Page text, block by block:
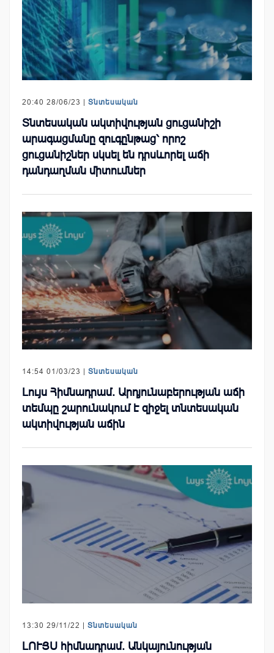
20:40 28/06/23 | Տնտեսական
Տնտեսական ակտիվության ցուցանիշի
արագացմանը զուգընթաց՝ որոշ
ցուցանիշներ սկսել են դրսևորել աճի
դանդաղման միտումներ
14:54 01/03/23 | Տնտեսական
Լույս Հիմնադրամ. Արդյունաբերության աճի
տեմպը շարունակում է զիջել տնտեսական
ակտիվության աճին
13:30 29/11/22 | Տնտեսական
ԼՈՒՅՍ հիմնադրամ. Անկայունության